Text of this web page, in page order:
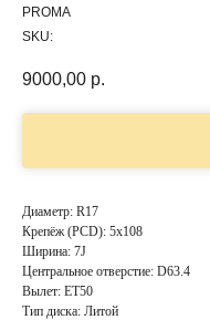
PROMA
SKU:
9000,00 р.
Диаметр: R17
Крепёж (PCD): 5x108
Ширина: 7J
Центральное отверстие: D63.4
Вылет: ET50
Тип диска: Литой